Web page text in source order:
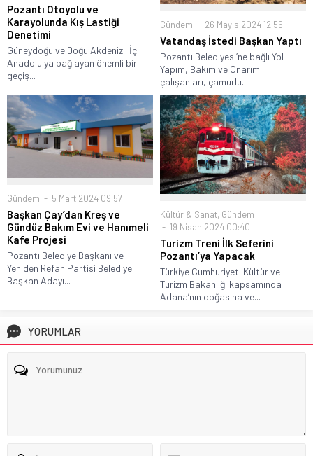
Pozantı Otoyolu ve
Karayolunda Kış Lastiği
Denetimi
Güneydoğu ve Doğu Akdeniz'i İç
Anadolu'ya bağlayan önemli bir
geçiş...
Gündem 26 Mayıs 2024 12:56
Vatandaş İstedi Başkan Yaptı
Pozantı Belediyesi’ne bağlı Yol
Yapım, Bakım ve Onarım
çalışanları, çamurlu...
Gündem 5 Mart 2024 09:57
Başkan Çay’dan Kreş ve
Gündüz Bakım Evi ve Hanımeli
Kafe Projesi
Pozantı Belediye Başkanı ve
Yeniden Refah Partisi Belediye
Başkan Adayı...
Kültür & Sanat, Gündem
19 Nisan 2024 00:40
Turizm Treni İlk Seferini
Pozantı’ya Yapacak
Türkiye Cumhuriyeti Kültür ve
Turizm Bakanlığı kapsamında
Adana’nın doğasına ve...
YORUMLAR